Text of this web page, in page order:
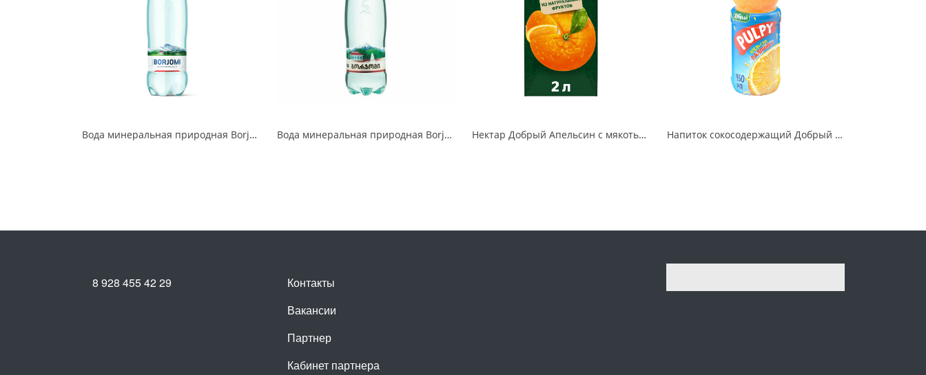
Вода минеральная природная Borjomi газированная 1,25 л Вода минеральная природная Borjomi газированная 0,5 л Нектар Добрый Апельсин с мякотью 2 л Напиток сокосодержащий Добрый Pulpy апельсин с мякотью 450 мл
Контакты
Вакансии
Партнер
Кабинет партнера
8 928 455 42 29